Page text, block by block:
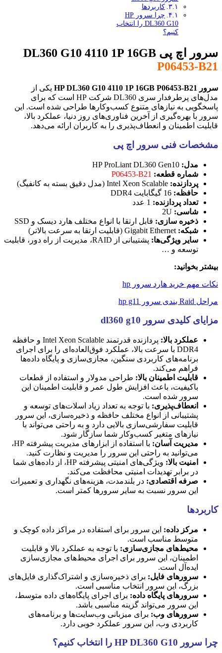
کاربردها
چرا سرور HP
DL360 G10 را انتخاب
کنیم؟
سرور اچ پی DL360 G10 4110 1P 16GB
P06453-B21
سرور HP DL360 G10 4110 1P 16GB P06453-B21
یکی از
مدل‌های پرطرفدار سری DL360 شرکت HP است که برای
پاسخگویی به نیازهای متنوع کسب‌وکارها طراحی شده است. این
سرور با بهره‌گیری از آخرین فناوری‌های روز دنیا، عملکرد بالا،
قابلیت اطمینان و انعطاف‌پذیری را به کاربران ارائه می‌دهد.
مشخصات فنی سرور اچ پی
مدل:
شماره قطعه: P06453-B21
پردازنده:
حافظه:
تعداد پردازنده:
شاسی:
ذخیره سازی: قابل ارتقا با انواع مختلف هارد دیسک و SSD
شبکه:
سایر ویژگی‌ها:
پشتیبانی از RAID، مدیریت از راه دور، قابلیت
توسعه و …
بیشتر بخوانید:
نکات مهم خرید هارد سرور hp
مراحل Raid بندی سرور hp g11
مزایای کلیدی سرور dl360 g10
عملکرد بالا:
پردازنده قدرتمند Intel Xeon Scalable و حافظه
DDR4 با سرعت بالا، عملکرد فوق‌العاده‌ای را برای اجرای
برنامه‌های کاربردی سنگین، مجازی‌سازی و پایگاه داده‌ها
فراهم می‌کند.
قابلیت اطمینان بالا: طراحی مدولار و استفاده از قطعات
باکیفیت، باعث افزایش طول عمر و قابلیت اطمینان این
سرور شده است.
انعطاف‌پذیری: با توجه به تعداد زیاد اسلات‌های توسعه و
پشتیبانی از انواع مختلف حافظه و ذخیره‌سازی، این سرور
قابلیت سفارشی‌سازی بالایی دارد و به راحتی می‌تواند با
نیازهای متغیر کسب‌وکار شما سازگار شود.
مدیریت آسان:
با استفاده از ابزارهای مدیریت پیشرفته HP،
می‌توانید به راحتی این سرور را مدیریت و نظارت کنید.
امنیت بالا:
ویژگی‌های امنیتی پیشرفته HP، از داده‌های شما
در برابر تهدیدات امنیتی محافظت می‌کند.
صرفه اقتصادی: در بلندمدت، هزینه‌های نگهداری و تعمیرات
این سرور نسبت به سایر سرورها کمتر است.
کاربردها
مرکز داده: این سرور برای استفاده در مراکز داده کوچک و
متوسط مناسب است.
محیط‌های مجازی‌سازی: با توجه به عملکرد بالا و قابلیت
اطمینان، این سرور برای اجرای محیط‌های مجازی‌سازی
ایده‌آل است.
سرورهای فایل: برای ذخیره‌سازی و اشتراک‌گذاری فایل‌های
بزرگ، این سرور انتخاب مناسبی است.
سرورهای پایگاه داده: برای اجرای پایگاه‌های داده متوسط،
این سرور می‌تواند گزینه مناسبی باشد.
سرورهای وب: برای میزبانی وب‌سایت‌ها و برنامه‌های
کاربردی وب، این سرور عملکرد خوبی دارد.
چرا سرور HP DL360 G10 را انتخاب کنیم؟